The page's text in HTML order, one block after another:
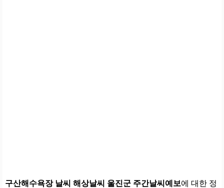
구산해수욕장 날씨 해상날씨 울진군 주간날씨예보에 대한 정